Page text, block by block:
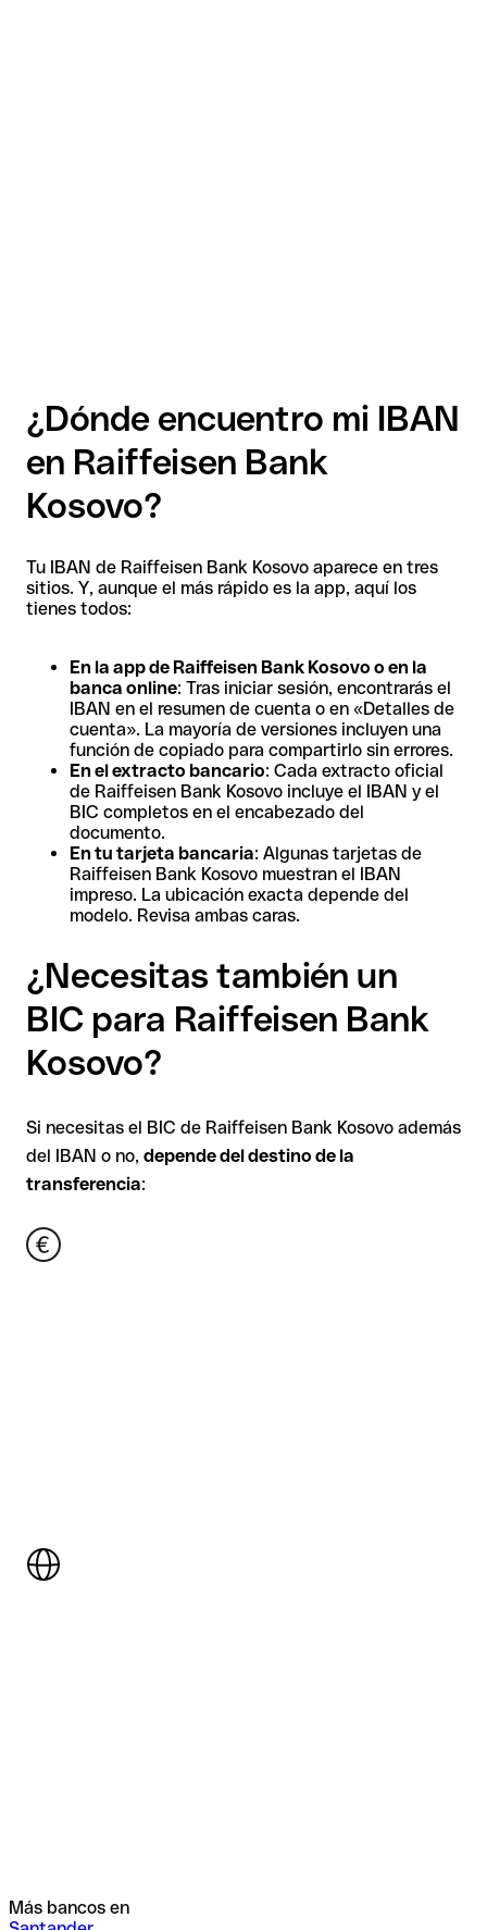
¿Dónde encuentro mi IBAN
en Raiffeisen Bank
Kosovo?
Tu IBAN de Raiffeisen Bank Kosovo aparece en tres
sitios. Y, aunque el más rápido es la app, aquí los
tienes todos:
En la app de Raiffeisen Bank Kosovo o en la
banca online: Tras iniciar sesión, encontrarás el
IBAN en el resumen de cuenta o en «Detalles de
cuenta». La mayoría de versiones incluyen una
función de copiado para compartirlo sin errores.
En el extracto bancario: Cada extracto oficial
de Raiffeisen Bank Kosovo incluye el IBAN y el
BIC completos en el encabezado del
documento.
En tu tarjeta bancaria: Algunas tarjetas de
Raiffeisen Bank Kosovo muestran el IBAN
impreso. La ubicación exacta depende del
modelo. Revisa ambas caras.
¿Necesitas también un
BIC para Raiffeisen Bank
Kosovo?
Si necesitas el BIC de Raiffeisen Bank Kosovo además
del IBAN o no, depende del destino de la
transferencia:
Más bancos en